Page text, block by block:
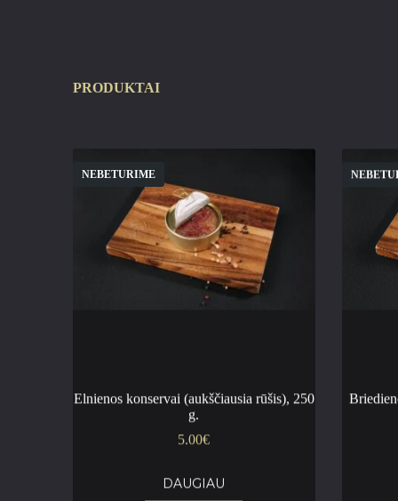
PRODUKTAI
NEBETURIME
Elnienos konservai (aukščiausia rūšis), 250
g.
5.00€
DAUGIAU